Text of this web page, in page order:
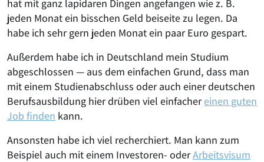
hat mit ganz lapidaren Dingen angefangen wie z. B.
jeden Monat ein bisschen Geld beiseite zu legen. Da
habe ich sehr gern jeden Monat ein paar Euro gespart.
Außerdem habe ich in Deutschland mein Studium
abgeschlossen — aus dem einfachen Grund, dass man
mit einem Studienabschluss oder auch einer deutschen
Berufsausbildung hier drüben viel einfachereinen guten
Job finden kann.
Ansonsten habe ich viel recherchiert. Man kann zum
Beispiel auch mit einem Investoren- oderArbeitsvisum